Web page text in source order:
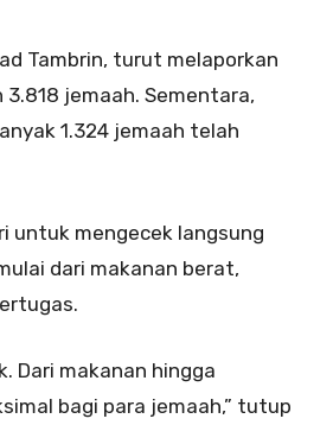
Tambrin, turut melaporkan
jemaah. Sementara,
1.324 jemaah telah
untuk mengecek langsung
dari makanan berat,
Dari makanan hingga
bagi para jemaah,” tutup